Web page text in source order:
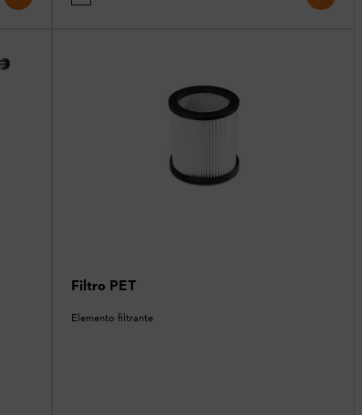
Filtro PET
Elemento filtrante